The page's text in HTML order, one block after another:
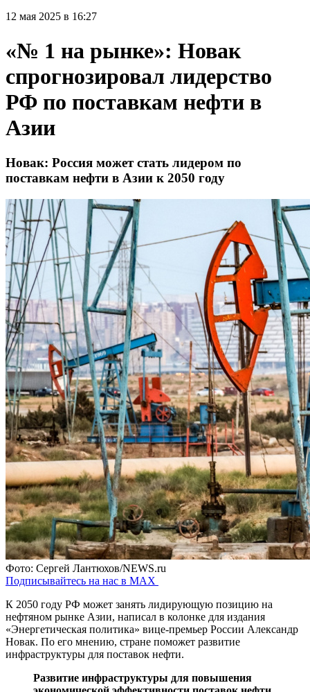
12 мая 2025 в 16:27
«№ 1 на рынке»: Новак
спрогнозировал лидерство
РФ по поставкам нефти в
Азии
Новак: Россия может стать лидером по
поставкам нефти в Азии к 2050 году
Фото: Сергей Лантюхов/NEWS.ru
Подписывайтесь на нас в MAX
К 2050 году РФ может занять лидирующую позицию на
нефтяном рынке Азии, написал в колонке для издания
«Энергетическая политика» вице-премьер России Александр
Новак. По его мнению, стране поможет развитие
инфраструктуры для поставок нефти.
Развитие инфраструктуры для повышения